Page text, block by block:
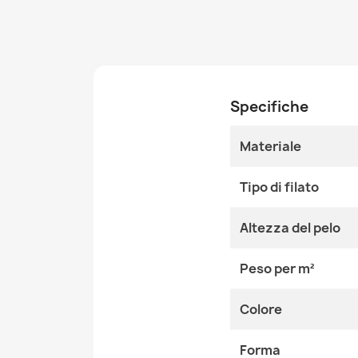
Specifiche
Materiale
Tipo di filato
Altezza del pelo
Peso per m²
Colore
Forma